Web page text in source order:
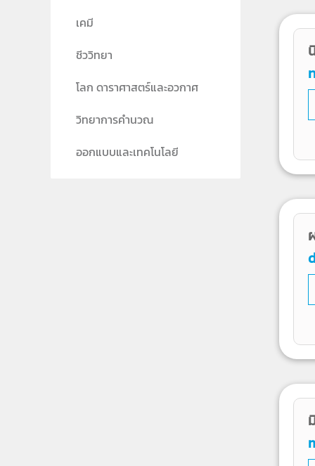
เคมี
ชีววิทยา
โลก ดาราศาสตร์และอวกาศ
วิทยาการคำนวณ
ออกแบบและเทคโนโลยี